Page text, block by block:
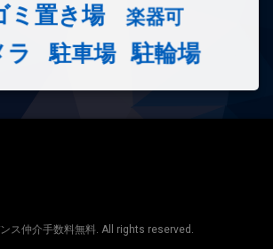
ミ置き場
楽器可
ラ 駐車場 駐輪場
ス仲介手数料無料. All rights reserved.